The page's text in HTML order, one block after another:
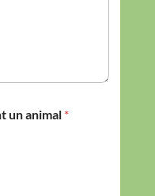
un animal *